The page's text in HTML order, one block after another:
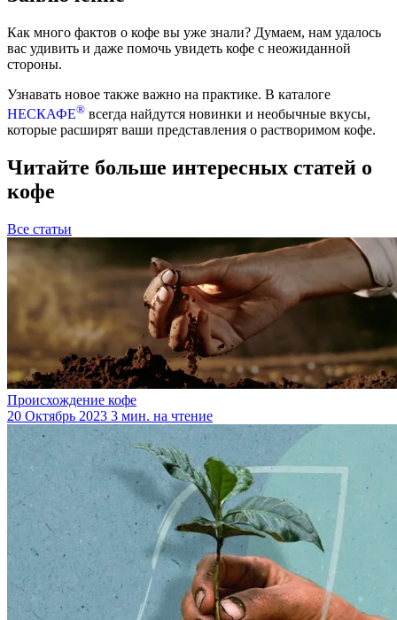
Как много фактов о кофе вы уже знали? Думаем, нам удалось
вас удивить и даже помочь увидеть кофе с неожиданной
стороны.
Узнавать новое также важно на практике. В каталоге
НЕСКАФЕ® всегда найдутся новинки и необычные вкусы,
которые расширят ваши представления о растворимом кофе.
Читайте больше интересных статей о
кофе
Все статьи
Происхождение кофе
20 Октябрь 2023 3 мин. на чтение